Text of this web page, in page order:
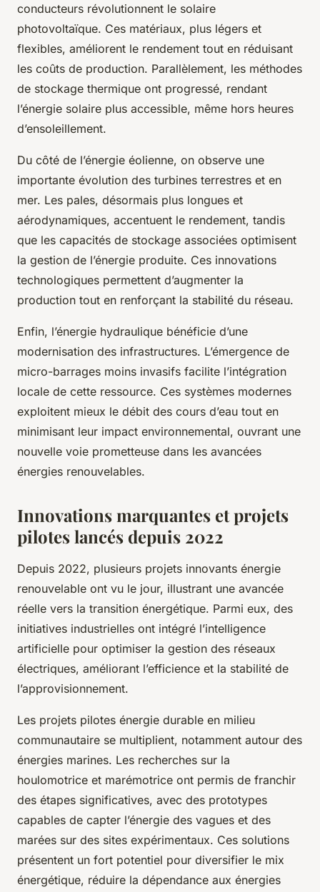
conducteurs révolutionnent le solaire
photovoltaïque. Ces matériaux, plus légers et
flexibles, améliorent le rendement tout en réduisant
les coûts de production. Parallèlement, les méthodes
de stockage thermique ont progressé, rendant
l’énergie solaire plus accessible, même hors heures
d’ensoleillement.
Du côté de l’énergie éolienne, on observe une
importante évolution des turbines terrestres et en
mer. Les pales, désormais plus longues et
aérodynamiques, accentuent le rendement, tandis
que les capacités de stockage associées optimisent
la gestion de l’énergie produite. Ces innovations
technologiques permettent d’augmenter la
production tout en renforçant la stabilité du réseau.
Enfin, l’énergie hydraulique bénéficie d’une
modernisation des infrastructures. L’émergence de
micro-barrages moins invasifs facilite l’intégration
locale de cette ressource. Ces systèmes modernes
exploitent mieux le débit des cours d’eau tout en
minimisant leur impact environnemental, ouvrant une
nouvelle voie prometteuse dans les avancées
énergies renouvelables.
Innovations marquantes et projets
pilotes lancés depuis 2022
Depuis 2022, plusieurs projets innovants énergie
renouvelable ont vu le jour, illustrant une avancée
réelle vers la transition énergétique. Parmi eux, des
initiatives industrielles ont intégré l’intelligence
artificielle pour optimiser la gestion des réseaux
électriques, améliorant l’efficience et la stabilité de
l’approvisionnement.
Les projets pilotes énergie durable en milieu
communautaire se multiplient, notamment autour des
énergies marines. Les recherches sur la
houlomotrice et marémotrice ont permis de franchir
des étapes significatives, avec des prototypes
capables de capter l’énergie des vagues et des
marées sur des sites expérimentaux. Ces solutions
présentent un fort potentiel pour diversifier le mix
énergétique, réduire la dépendance aux énergies